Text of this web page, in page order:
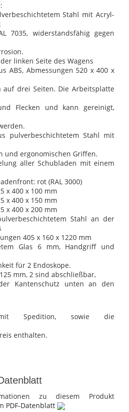
Stahl mit Acryl-
7035, widerstandsfähig gegen
linken Seite des Wagens
ABS, Abmessungen 520 x 400 x
auf drei Seiten. Die Arbeitsplatte
Flecken und kann gereinigt,
pulverbeschichtetem Stahl mit
und ergonomischen Griffen.
aller Schubladen mit einem
rot (RAL 3000)
x 400 x 100 mm
x 400 x 150 mm
x 400 x 200 mm
Stahl an der
405 x 160 x 1220 mm
Glas 6 mm, Handgriff und
für 2 Endoskope.
mm, 2 sind abschließbar,
Kantenschutz unten an den
Spedition, sowie die
enthalten.
zu diesem Produkt
PDF-Datenblatt